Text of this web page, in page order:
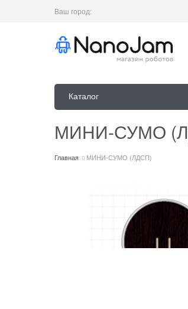
Ваш город:
Каталог
МИНИ-СУМО
Главная МИНИ-СУМО (ЛДСП)